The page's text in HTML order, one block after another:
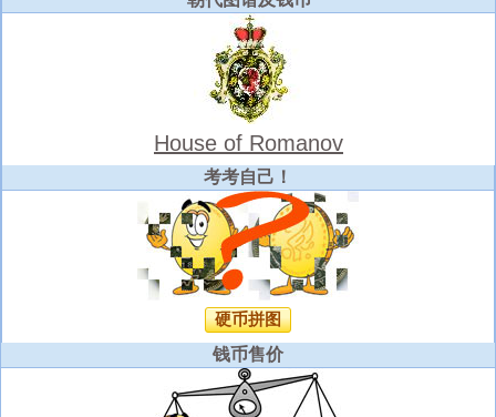
House of Romanov
考考自己！
硬币拼图
钱币售价